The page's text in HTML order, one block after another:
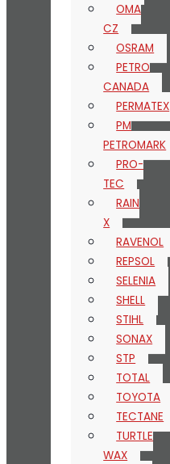
OMA
CZ
OSRAM
PETRO
CANADA
PERMATEX
PM
PETROMARK
PRO-
TEC
RAIN
X
RAVENOL
REPSOL
SELENIA
SHELL
STIHL
SONAX
STP
TOTAL
TOYOTA
TECTANE
TURTLE
WAX